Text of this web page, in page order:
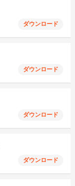
ダウンロード
ダウンロード
ダウンロード
ダウンロード